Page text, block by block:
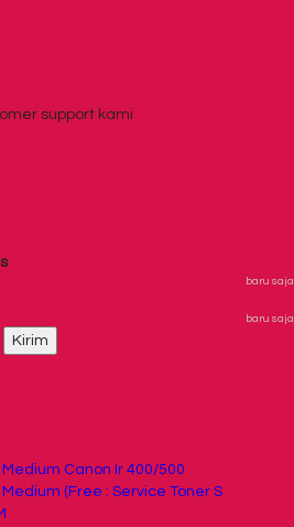
support kami
baru saja
baru saja
Kirim
Canon Ir 400/500
(Free : Service Toner S